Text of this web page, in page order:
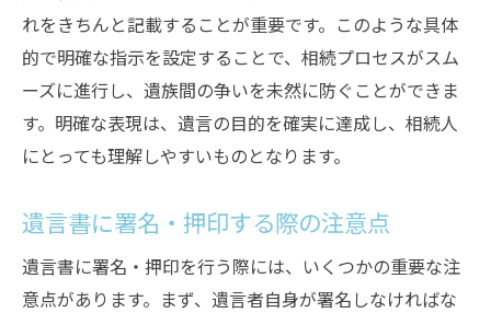
れをきちんと記載することが重要です。このような具体
的で明確な指示を設定することで、相続プロセスがスム
ーズに進行し、遺族間の争いを未然に防ぐことができま
す。明確な表現は、遺言の目的を確実に達成し、相続人
にとっても理解しやすいものとなります。
遺言書に署名・押印する際の注意点
遺言書に署名・押印を行う際には、いくつかの重要な注
意点があります。まず、遺言者自身が署名しなければな